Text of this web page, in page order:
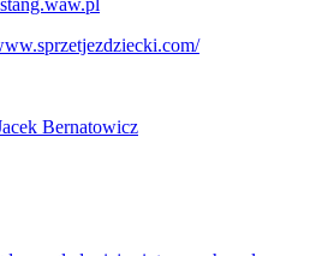
Bernatowicz